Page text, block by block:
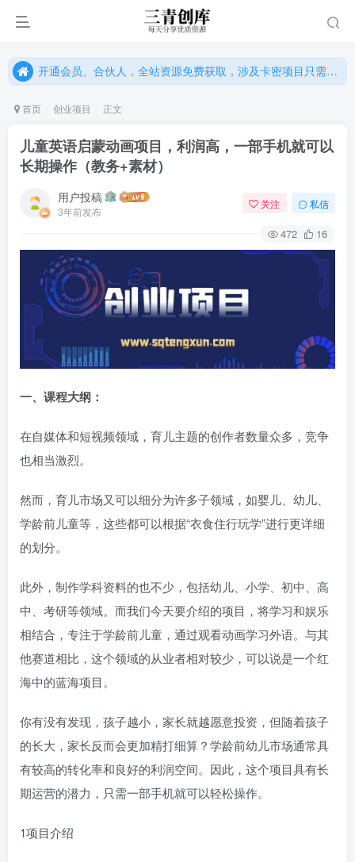
开通会员、合伙人，全站资源免费获取，涉及卡密项目只需单独购卡密（位置：网站右下悬浮按钮）
开通会员、合伙人，全站资源免费获取，涉及卡密项目只需单独购卡密（位置：网站右下悬浮按钮）
首页 创业项目 正文
儿童英语启蒙动画项目，利润高，一部手机就可以
长期操作（教务+素材）
用户投稿
3年前发布
关注 私信
472 16
一、 课程大纲：
在自媒体和短视频领域，育儿主题的创作者数量众多，竞争
也相当激烈。
然而，育儿市场又可以细分为许多子领域，如婴儿、幼儿、
学龄前儿童等，这些都可以根据“衣食住行玩学”进行更详细
的划分。
此外，制作学科资料的也不少，包括幼儿、小学、初中、高
中、考研等领域。而我们今天要介绍的项目，将学习和娱乐
相结合，专注于学龄前儿童，通过观看动画学习外语。与其
他赛道相比，这个领域的从业者相对较少，可以说是一个红
海中的蓝海项目。
你有没有发现，孩子越小，家长就越愿意投资，但随着孩子
的长大，家长反而会更加精打细算？学龄前幼儿市场通常具
有较高的转化率和良好的利润空间。因此，这个项目具有长
期运营的潜力，只需一部手机就可以轻松操作。
1项目介绍